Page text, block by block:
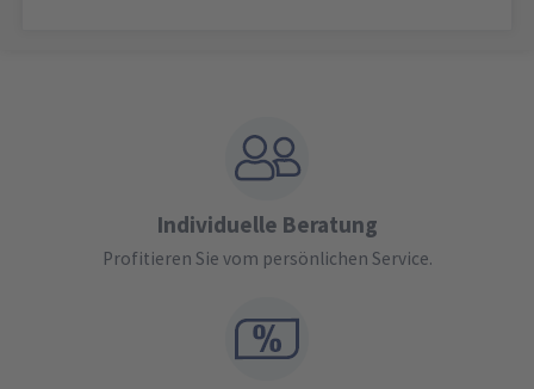
Individuelle Beratung
Profitieren Sie vom persönlichen Service.